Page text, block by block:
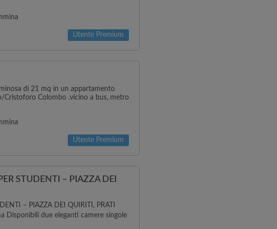
Utente Premium
di 21 mq in un appartamento
Cristoforo Colombo .vicino a bus, metro
Utente Premium
STUDENTI – PIAZZA DEI
– PIAZZA DEI QUIRITI, PRATI
Disponibili due eleganti camere singole